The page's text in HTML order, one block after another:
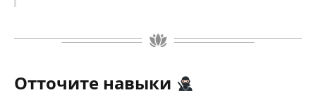
Отточите навыки